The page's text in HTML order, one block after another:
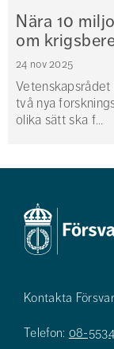
Nära 10
om
24 nov 2025
två nya
olika sätt ska f...
Kontakta
Telefon: 08-